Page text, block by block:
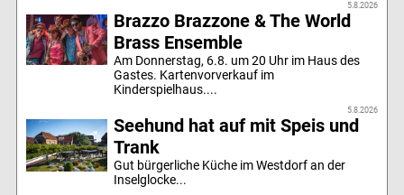
5.8.2026
Brazzo Brazzone & The World
Brass Ensemble
Am Donnerstag, 6.8. um 20 Uhr im Haus des
Gastes. Kartenvorverkauf im
Kinderspielhaus....
5.8.2026
Seehund hat auf mit Speis und
Trank
Gut bürgerliche Küche im Westdorf an der
Inselglocke...